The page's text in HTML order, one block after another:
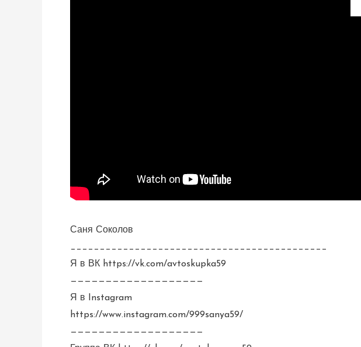
Саня Соколов
____________________________________________
Я в ВК https://vk.com/avtoskupka59
———————————————————
Я в Instagram
https://www.instagram.com/999sanya59/
———————————————————